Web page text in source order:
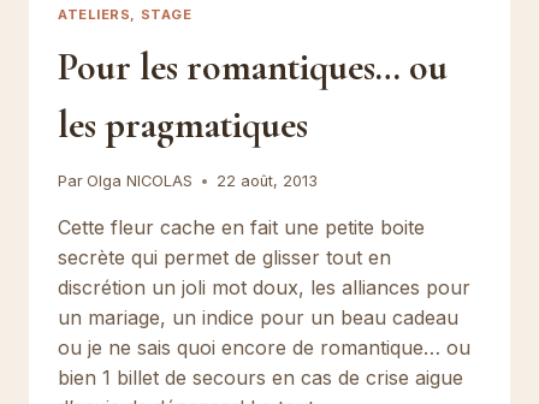
ATELIERS, STAGE
Pour les romantiques… ou
les pragmatiques
Par Olga NICOLAS 22 août, 2013
Cette fleur cache en fait une petite boite
secrète qui permet de glisser tout en
discrétion un joli mot doux, les alliances pour
un mariage, un indice pour un beau cadeau
ou je ne sais quoi encore de romantique… ou
bien 1 billet de secours en cas de crise aigue